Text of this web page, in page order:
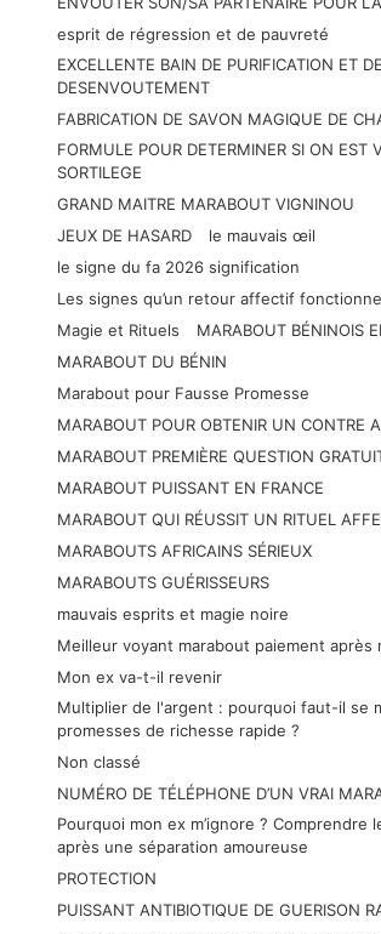
esprit de régression et de pauvreté
EXCELLENTE BAIN DE PURIFICATION ET DE
DESENVOUTEMENT
FABRICATION DE SAVON MAGIQUE DE
FORMULE POUR DETERMINER SI ON EST
SORTILEGE
GRAND MAITRE MARABOUT VIGNINOU
JEUX DE HASARD
le mauvais œil
le signe du fa 2026 signification
Les signes qu’un retour affectif fonctionne
Magie et Rituels
MARABOUT BÉNINOIS
MARABOUT DU BÉNIN
Marabout pour Fausse Promesse
MARABOUT POUR OBTENIR UN CONTRE
MARABOUT PREMIÈRE QUESTION
MARABOUT PUISSANT EN FRANCE
MARABOUT QUI RÉUSSIT UN RITUEL
MARABOUTS AFRICAINS SÉRIEUX
MARABOUTS GUÉRISSEURS
mauvais esprits et magie noire
Meilleur voyant marabout paiement après
Mon ex va-t-il revenir
Multiplier de l'argent : pourquoi faut-il se
promesses de richesse rapide ?
Non classé
NUMÉRO DE TÉLÉPHONE D’UN VRAI
Pourquoi mon ex m’ignore ? Comprendre
après une séparation amoureuse
PROTECTION
PUISSANT ANTIBIOTIQUE DE GUERISON